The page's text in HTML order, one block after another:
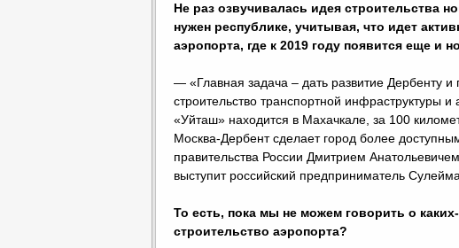
Не раз озвучивалась идея строительства
нужен республике, учитывая, что идет
аэропорта, где к 2019 году появится еще и
— «Главная задача – дать развитие Дербенту и
строительство транспортной инфраструктуры
«Уйташ» находится в Махачкале, за 100
Москва-Дербент сделает город более
правительства России Дмитрием
выступит российский предприниматель
То есть, пока мы не можем говорить о
строительство аэропорта?